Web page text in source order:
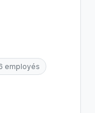
employés